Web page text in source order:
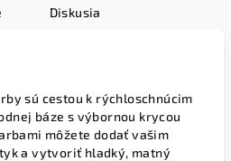
Diskusia
sú cestou k rýchloschnúcim
báze s výbornou krycou
môžete dodať vašim
a vytvoriť hladký, matný